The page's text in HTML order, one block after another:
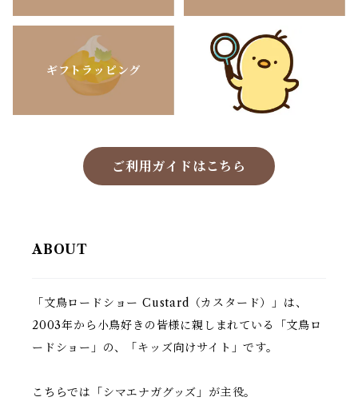
ギフトラッピング
ご利用ガイドはこちら
ABOUT
「文鳥ロードショー Custard（カスタード）」は、
2003年から小鳥好きの皆様に親しまれている「文鳥ロ
ードショー」の、「キッズ向けサイト」です。
こちらでは「シマエナガグッズ」が主役。